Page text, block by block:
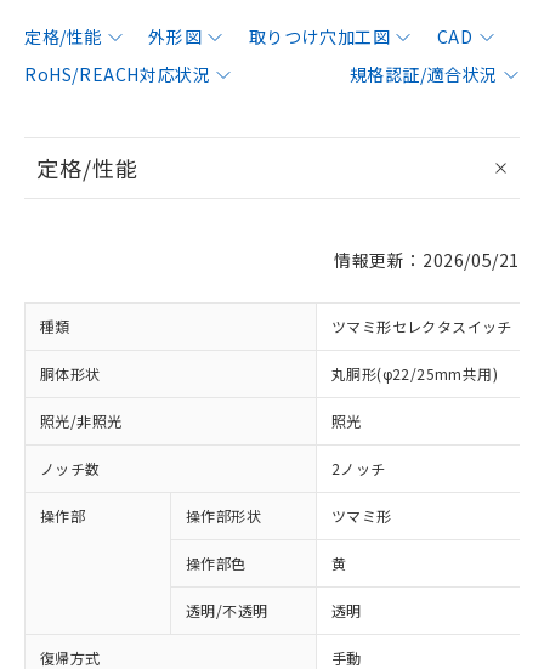
定格/性能 外形図 取りつけ穴加工図
CAD
RoHS/REACH対応状況
規格認証/適合状況
定格/性能
情報更新：2026/05/21
種類 ツマミ形セレクタスイッチ
胴体形状 丸胴形(φ22/25mm共用)
照光/非照光 照光
ノッチ数 2ノッチ
操作部 操作部形状 ツマミ形
操作部色 黄
透明/不透明 透明
復帰方式 手動